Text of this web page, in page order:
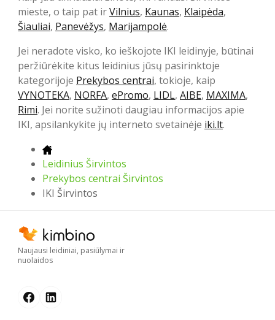
mieste, o taip pat irVilnius, Kaunas, Klaipėda,
Šiauliai, Panevėžys, Marijampolė.
Jei neradote visko, ko ieškojote IKI leidinyje, būtinai
peržiūrėkite kitus leidinius jūsų pasirinktoje
kategorijoje Prekybos centrai, tokioje, kaip
VYNOTEKA, NORFA, ePromo, LIDL, AIBE, MAXIMA,
Rimi. Jei norite sužinoti daugiau informacijos apie
IKI, apsilankykite jų interneto svetainėje iki.lt.
Leidinius Širvintos
Prekybos centrai Širvintos
IKI Širvintos
Naujausi leidiniai, pasiūlymai ir
nuolaidos